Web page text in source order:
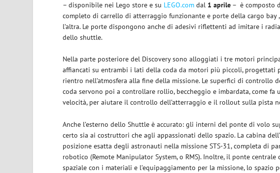
– disponibile nei Lego store e su LEGO.com dal 1 aprile – è composto
completo di carrello di atterraggio funzionante e porte della cargo bay,
l’altra. Le porte dispongono anche di adesivi riflettenti ad imitare i
dello shuttle.
Nella parte posteriore del Discovery sono alloggiati i tre motori
affiancati su entrambi i lati della coda da motori più piccoli, progettati
rientro nell’atmosfera alla fine della missione. Le superfici di
coda servono poi a controllare rollio, beccheggio e imbardata, come
velocità, per aiutare il controllo dell’atterraggio e il rollout sulla pista
Anche l’esterno dello Shuttle è accurato: gli interni del ponte di volo
certo sia ai costruttori che agli appassionati dello spazio. La cabina
posizione esatta degli astronauti nella missione STS-31, completa di
robotico (Remote Manipulator System, o RMS). Inoltre, il ponte
spaziale con i materiali e l’equipaggiamento per la missione, lo spazio